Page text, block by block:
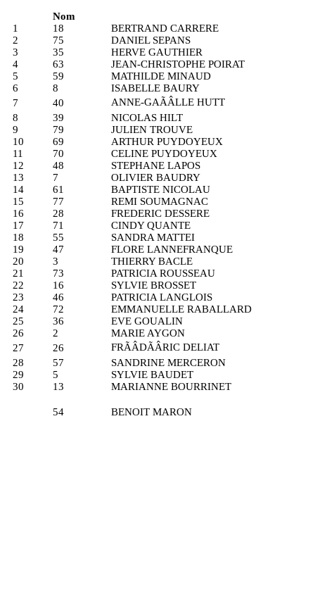
Nom
1
18
BERTRAND CARRERE
2
75
DANIEL SEPANS
3
35
HERVE GAUTHIER
4
63
JEAN-CHRISTOPHE POIRAT
5
59
MATHILDE MINAUD
6
8
ISABELLE BAURY
7
40
ANNE-GAÃÂLLE HUTT
8
39
NICOLAS HILT
9
79
JULIEN TROUVE
10
69
ARTHUR PUYDOYEUX
11
70
CELINE PUYDOYEUX
12
48
STEPHANE LAPOS
13
7
OLIVIER BAUDRY
14
61
BAPTISTE NICOLAU
15
77
REMI SOUMAGNAC
16
28
FREDERIC DESSERE
17
71
CINDY QUANTE
18
55
SANDRA MATTEI
19
47
FLORE LANNEFRANQUE
20
3
THIERRY BACLE
21
73
PATRICIA ROUSSEAU
22
16
SYLVIE BROSSET
23
46
PATRICIA LANGLOIS
24
72
EMMANUELLE RABALLARD
25
36
EVE GOUALIN
26
2
MARIE AYGON
27
26
FRÃÂDÃÂRIC DELIAT
28
57
SANDRINE MERCERON
29
5
SYLVIE BAUDET
30
13 MARIANNE BOURRINET
54 BENOIT MARON